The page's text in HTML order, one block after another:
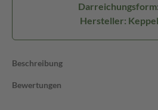
Hersteller:
Beschreibung
Bewertungen